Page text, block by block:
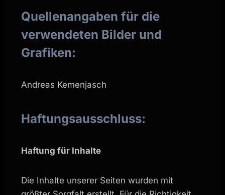
Quellenangaben für die
verwendeten Bilder und
Grafiken:
Andreas Kemenjasch
Haftungsausschluss:
Haftung für Inhalte
Die Inhalte unserer Seiten wurden mit